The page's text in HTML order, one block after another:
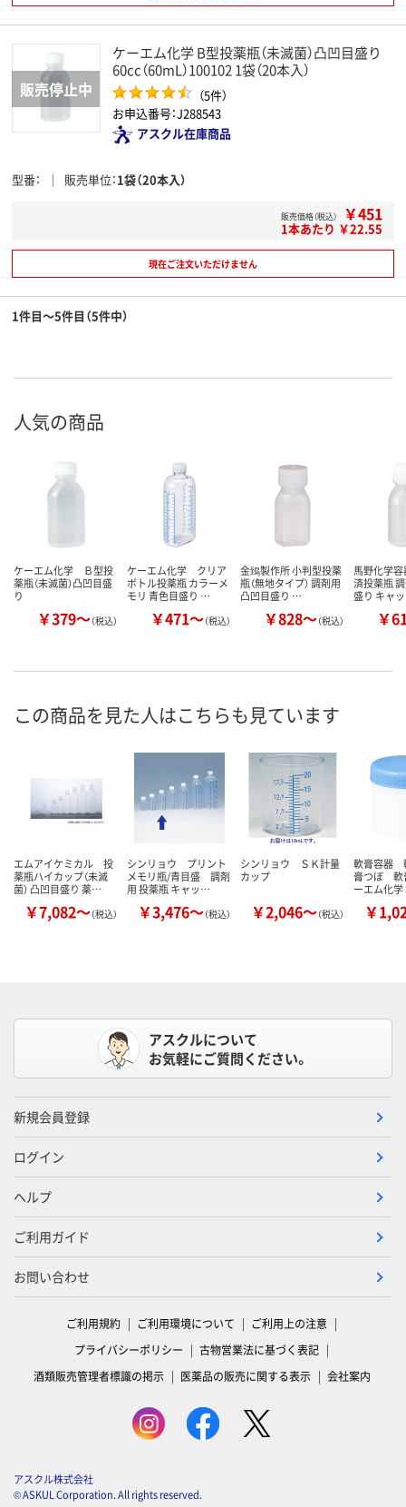
ケーエム化学 B型投薬瓶（未滅菌）凸凹目盛り
60cc（60mL）100102 1袋（20本入）
（5件）
お申込番号：J288543
アスクル在庫商品
型番 販売単位 1袋（20本入）
販売価格（税込） ￥451
1本あたり ￥22.55
現在ご注文いただけません
1件目～5件目（5件中）
人気の商品
ケーエム化学 Ｂ型投
薬瓶（未滅菌）凸凹目盛
り
￥379～（税込）
ケーエム化学 クリア
ボトル投薬瓶 カラーメ
モリ 青色目盛り …
￥471～（税込）
金鵄製作所 小判型投薬
瓶（無地タイプ） 調剤用
凸凹目盛り …
￥828～（税込）
馬野化学
済投薬瓶
盛り キャ
￥
この商品を見た人はこちらも見ています
エムアイケミカル 投
薬瓶ハイカップ（未滅
菌） 凸凹目盛り 薬…
￥7,082～（税込）
シンリョウ プリント
メモリ瓶/青目盛 調剤
用 投薬瓶 キャッ…
￥3,476～（税込）
シンリョウ ＳＫ計量
カップ
￥2,046～（税込）
軟膏容器
膏つぼ
ーエム化
￥
アスクルについて
お気軽にご質問ください。
新規会員登録
ログイン
ヘルプ
ご利用ガイド
お問い合わせ
ご利用規約 ご利用環境について
ご利用上の注意
プライバシーポリシー
古物営業法に基づく表記
酒類販売管理者標識の掲示
医薬品の販売に関する表示 会社案内
アスクル株式会社
© ASKUL Corporation. All rights reserved.